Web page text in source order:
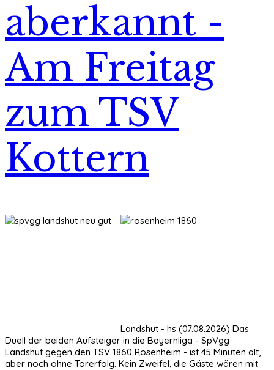
aberkannt -
Am Freitag
zum TSV
Kottern
Landshut - hs (07.08.2026) Das
Duell der beiden Aufsteiger in die Bayernliga - SpVgg
Landshut gegen den TSV 1860 Rosenheim - ist 45 Minuten alt,
aber noch ohne Torerfolg. Kein Zweifel, die Gäste wären mit